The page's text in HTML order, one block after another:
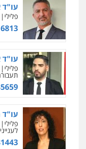
פלילי
פלילי
עו"ד
פלילי